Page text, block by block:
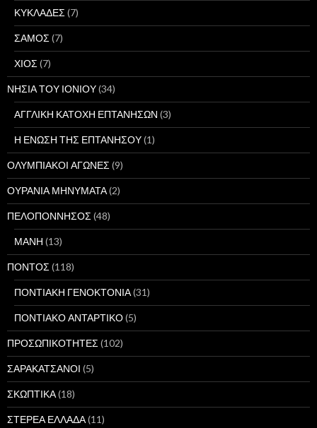
ΚΥΚΛΑΔΕΣ (7)
ΣΑΜΟΣ (7)
ΧΙΟΣ (7)
ΝΗΣΙΑ ΤΟΥ ΙΟΝΙΟΥ(34)
ΑΓΓΛΙΚΗ ΚΑΤΟΧΗ ΕΠΤΑΝΗΣΩΝ (3)
Η ΕΝΩΣΗ ΤΗΣ ΕΠΤΑΝΗΣΟΥ(1)
ΟΛΥΜΠΙΑΚΟΙ ΑΓΩΝΕΣ (9)
ΟΥΡΑΝΙΑ ΜΗΝΥΜΑΤΑ(2)
ΠΕΛΟΠΟΝΝΗΣΟΣ (48)
ΜΑΝΗ (13)
ΠΟΝΤΟΣ (118)
ΠΟΝΤΙΑΚΗ ΓΕΝΟΚΤΟΝΙΑ(31)
ΠΟΝΤΙΑΚΟ ΑΝΤΑΡΤΙΚΟ(5)
ΠΡΟΣΩΠΙΚΟΤΗΤΕΣ (102)
ΣΑΡΑΚΑΤΣΑΝΟΙ (5)
ΣΚΩΠΤΙΚΑ(18)
ΣΤΕΡΕΑ ΕΛΛΑΔΑ(11)